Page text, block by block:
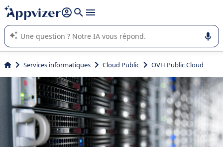
répondre (plusieurs lignes avec
L'IA de Appvizer vous guide dans l'utilisation ou la sélection de
logiciel SaaS en entreprise.
Services informatiques Cloud Public OVH Public Cloud